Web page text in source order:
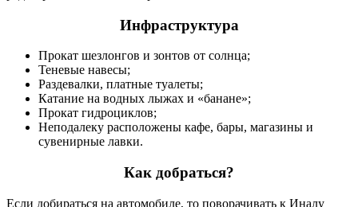
Инфраструктура
Прокат шезлонгов и зонтов от солнца;
Теневые навесы;
Раздевалки, платные туалеты;
Катание на водных лыжах и «банане»;
Прокат гидроциклов;
Неподалеку расположены кафе, бары, магазины и
сувенирные лавки.
Как добраться?
Если добираться на автомобиле, то поворачивать к Иналу